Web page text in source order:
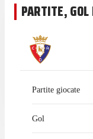
PARTITE,
Partite giocate
Gol